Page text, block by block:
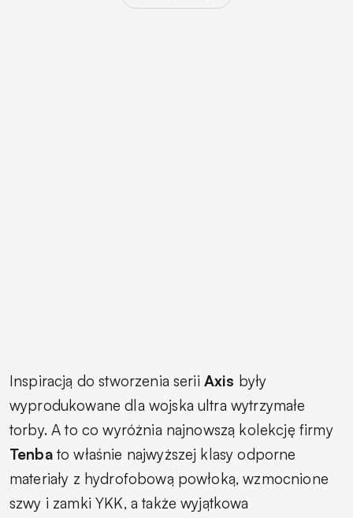
Inspiracją do stworzenia serii Axis były
wyprodukowane dla wojska ultra wytrzymałe
torby. A to co wyróżnia najnowszą kolekcję firmy
Tenbato właśnie najwyższej klasy odporne
materiały z hydrofobową powłoką, wzmocnione
szwy i zamki YKK, a także wyjątkowa